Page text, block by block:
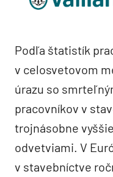
Podľa štatistík
v celosvetovom
úrazu so
pracovníkov v
trojnásobne
odvetviami. V
v stavebníctve